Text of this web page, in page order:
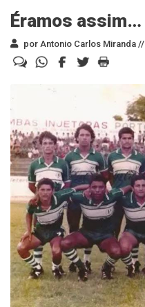
Éramos assim…
por Antonio Carlos Miranda //